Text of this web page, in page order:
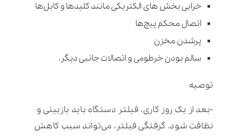
خرابی بخش های الکتریکی مانند کلیدها و کابل‌ها
اتصال محکم پیچ‌ها
پرشدن مخزن
سالم بودن خرطومی و اتصالات جانبی دیگر.
توصیه
-بعد از یک روز کاری، فیلتر دستگاه باید بازبینی و
نظافت شود. گرفتگی فیلتر، می‌تواند سبب کاهش